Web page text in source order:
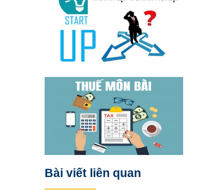
Bài viết liên quan